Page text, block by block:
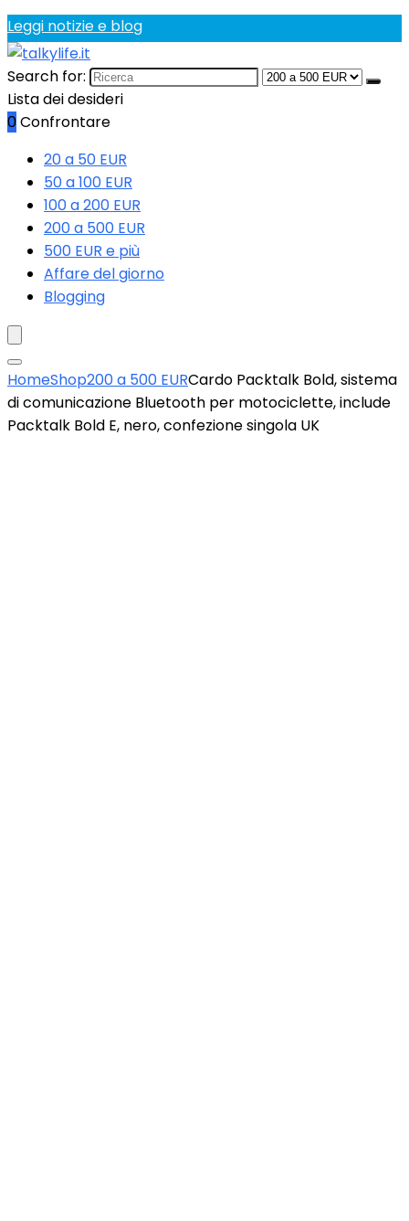
Leggi notizie e blog
Search for:
Lista dei desideri
0Confrontare
20 a 50 EUR
50 a 100 EUR
100 a 200 EUR
200 a 500 EUR
500 EUR e più
Affare del giorno
Blogging
HomeShop200 a 500 EURCardo Packtalk Bold, sistema
di comunicazione Bluetooth per motociclette, include
Packtalk Bold E, nero, confezione singola UK